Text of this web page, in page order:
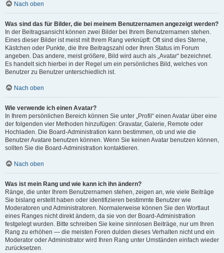
Nach oben
Was sind das für Bilder, die bei meinem Benutzernamen angezeigt werden?
In der Beitragsansicht können zwei Bilder bei Ihrem Benutzernamen stehen.
Eines dieser Bilder ist meist mit Ihrem Rang verknüpft: Oft sind dies Sterne,
Kästchen oder Punkte, die Ihre Beitragszahl oder Ihren Status im Forum
angeben. Das andere, meist größere, Bild wird auch als „Avatar“ bezeichnet.
Es handelt sich hierbei in der Regel um ein persönliches Bild, welches von
Benutzer zu Benutzer unterschiedlich ist.
Nach oben
Wie verwende ich einen Avatar?
In Ihrem persönlichen Bereich können Sie unter „Profil“ einen Avatar über eine
der folgenden vier Methoden hinzufügen: Gravatar, Galerie, Remote oder
Hochladen. Die Board-Administration kann bestimmen, ob und wie die
Benutzer Avatare benutzen können. Wenn Sie keinen Avatar benutzen können,
sollten Sie die Board-Administration kontaktieren.
Nach oben
Was ist mein Rang und wie kann ich ihn ändern?
Ränge, die unter Ihrem Benutzernamen stehen, zeigen an, wie viele Beiträge
Sie bislang erstellt haben oder identifizieren bestimmte Benutzer wie
Moderatoren und Administratoren. Normalerweise können Sie den Wortlaut
eines Ranges nicht direkt ändern, da sie von der Board-Administration
festgelegt wurden. Bitte schreiben Sie keine sinnlosen Beiträge, nur um Ihren
Rang zu erhöhen — die meisten Foren dulden dieses Verhalten nicht und ein
Moderator oder Administrator wird Ihren Rang unter Umständen einfach wieder
zurücksetzen.